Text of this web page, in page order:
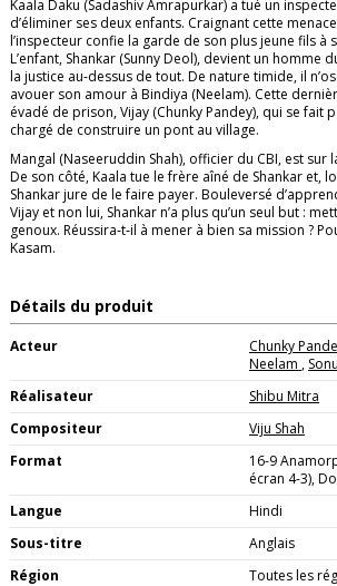
Kaala Daku (Sadashiv Amrapurkar) a tué un
d’éliminer ses deux enfants. Craignant cette
l’inspecteur confie la garde de son plus jeune fils à
L’enfant, Shankar (Sunny Deol), devient un homme
la justice au‑dessus de tout. De nature timide, il
avouer son amour à Bindiya (Neelam). Cette
évadé de prison, Vijay (Chunky Pandey), qui se fait
chargé de construire un pont au village.
​Mangal (Naseeruddin Shah), officier du CBI, est sur
De son côté, Kaala tue le frère aîné de Shankar et,
Shankar jure de le faire payer. Bouleversé
Vijay et non lui, Shankar n’a plus qu’un seul but :
genoux. Réussira‑t‑il à mener à bien sa mission ?
Kasam.
Détails du produit
Acteur Chunky
Neelam ,
Réalisateur
Shibu Mitra
Compositeur
Viju Shah
Format
16-9
écran 4-3),
Langue
Hindi
Sous-titre
Anglais
Région
Toutes les